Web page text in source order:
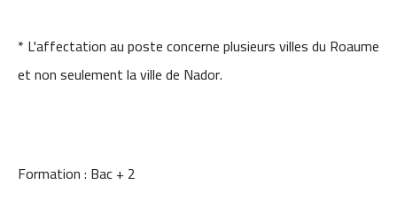
* L'affectation au poste concerne plusieurs villes du Roaume
et non seulement la ville de Nador.
Formation : Bac + 2